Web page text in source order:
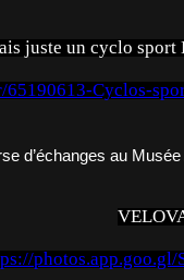
juste un cyclo
65190613-Cyclos-